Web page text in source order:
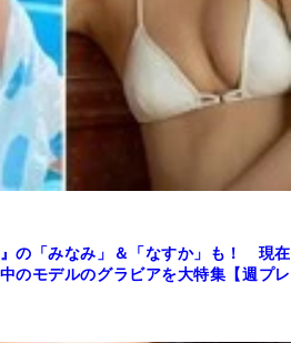
』の「みなみ」＆「なすか」も！ 現在
のモデルのグラビアを大特集【週プレ